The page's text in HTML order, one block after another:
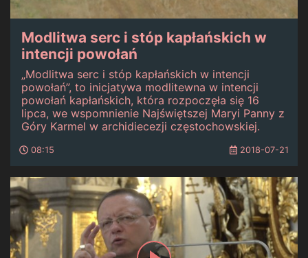
Modlitwa serc i stóp kapłańskich w
intencji powołań
„Modlitwa serc i stóp kapłańskich w intencji
powołań”, to inicjatywa modlitewna w intencji
powołań kapłańskich, która rozpoczęła się 16
lipca, we wspomnienie Najświętszej Maryi Panny z
Góry Karmel w archidiecezji częstochowskiej.
08:15 2018-07-21